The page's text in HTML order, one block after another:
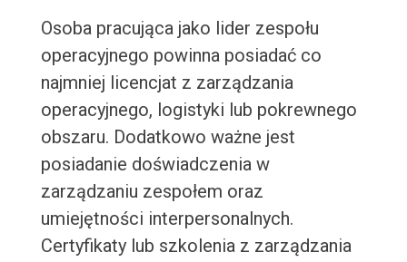
Osoba pracująca jako lider zespołu
operacyjnego powinna posiadać co
najmniej licencjat z zarządzania
operacyjnego, logistyki lub pokrewnego
obszaru. Dodatkowo ważne jest
posiadanie doświadczenia w
zarządzaniu zespołem oraz
umiejętności interpersonalnych.
Certyfikaty lub szkolenia z zarządzania